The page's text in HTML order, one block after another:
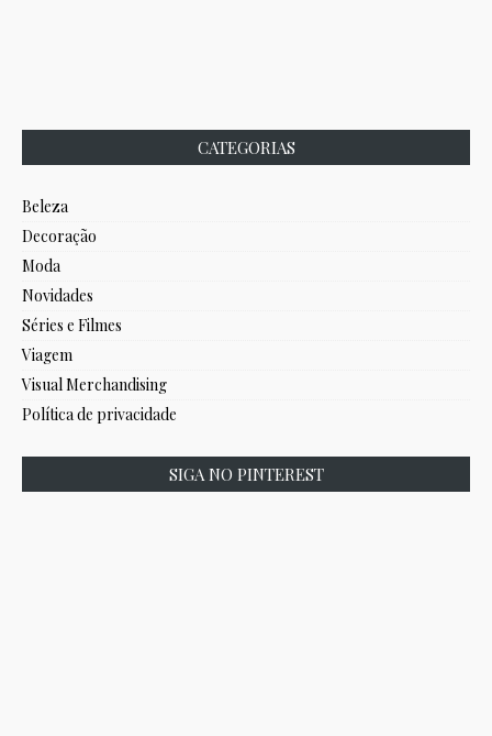
CATEGORIAS
Beleza
Decoração
Moda
Novidades
Séries e Filmes
Viagem
Visual Merchandising
Política de privacidade
SIGA NO PINTEREST